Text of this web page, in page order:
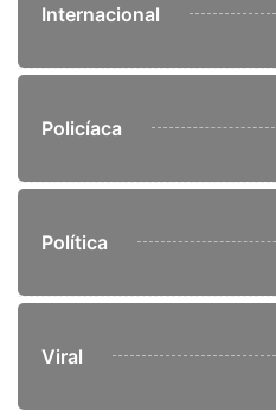
Internacional
Policíaca
Política
Viral